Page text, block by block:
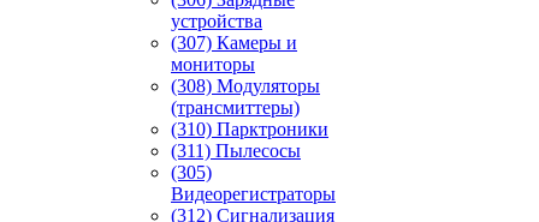
устройства
(307) Камеры и
мониторы
(308) Модуляторы
(трансмиттеры)
(310) Парктроники
(311) Пылесосы
(305)
Видеорегистраторы
(312) Сигнализация